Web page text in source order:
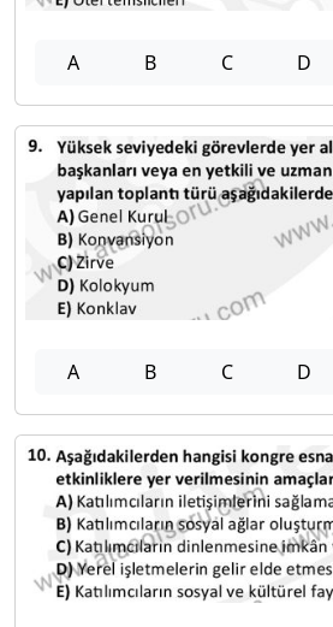
A B C D
A B C D